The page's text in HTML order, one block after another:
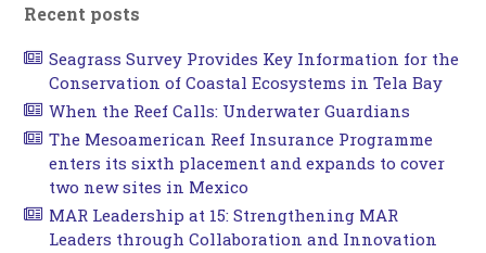
Recent posts
Seagrass Survey Provides Key Information for the
Conservation of Coastal Ecosystems in Tela Bay
When the Reef Calls: Underwater Guardians
The Mesoamerican Reef Insurance Programme
enters its sixth placement and expands to cover
two new sites in Mexico
MAR Leadership at 15: Strengthening MAR
Leaders through Collaboration and Innovation